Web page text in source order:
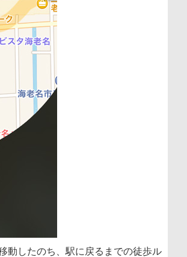
動したのち、駅に戻るまでの徒歩ル